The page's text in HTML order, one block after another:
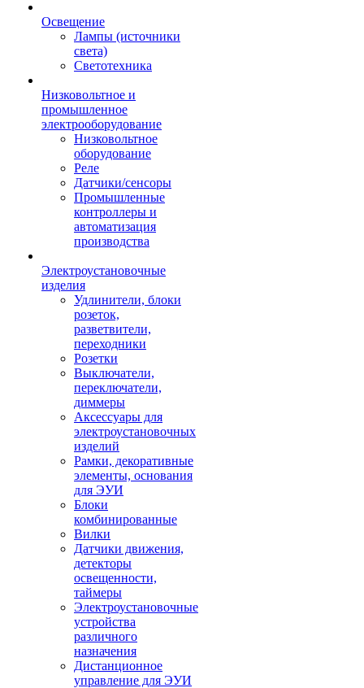
Освещение
Лампы (источники
света)
Светотехника
Низковольтное и
промышленное
электрооборудование
Низковольтное
оборудование
Реле
Датчики/сенсоры
Промышленные
контроллеры и
автоматизация
производства
Электроустановочные
изделия
Удлинители, блоки
розеток,
разветвители,
переходники
Розетки
Выключатели,
переключатели,
диммеры
Аксессуары для
электроустановочных
изделий
Рамки, декоративные
элементы, основания
для ЭУИ
Блоки
комбинированные
Вилки
Датчики движения,
детекторы
освещенности,
таймеры
Электроустановочные
устройства
различного
назначения
Дистанционное
управление для ЭУИ